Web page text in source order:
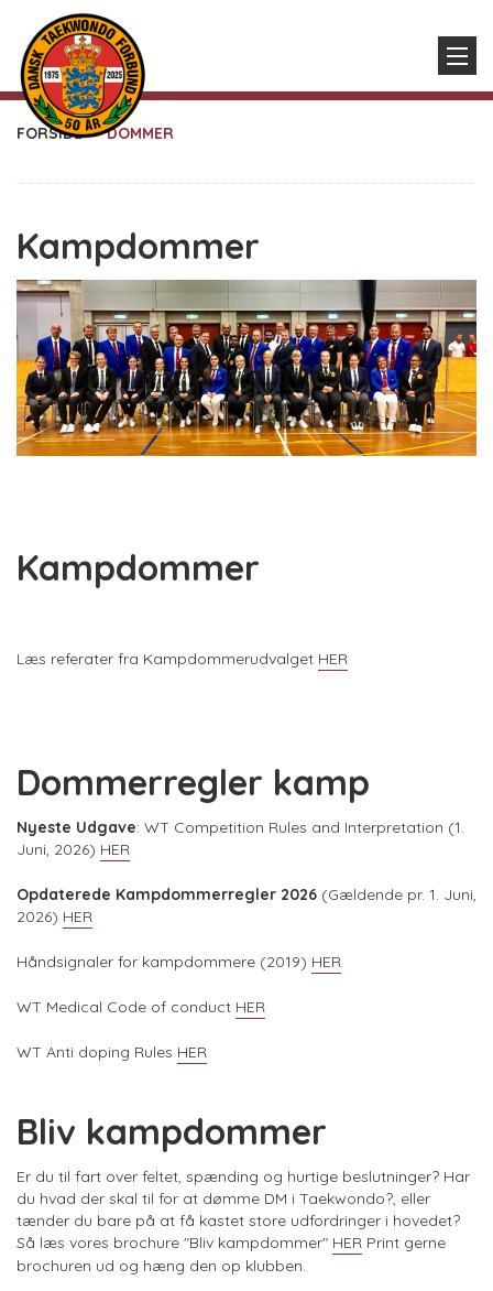
FORSIDE DOMMER
Kampdommer
Kampdommer
Læs referater fra Kampdommerudvalget HER
Dommerregler kamp
Nyeste Udgave: WT Competition Rules and Interpretation (1.
Juni, 2026) HER
Opdaterede Kampdommerregler 2026 (Gældende pr. 1. Juni,
2026) HER
Håndsignaler for kampdommere (2019) HER
WT Medical Code of conduct HER
WT Anti doping Rules HER
Bliv kampdommer
Er du til fart over feltet, spænding og hurtige beslutninger? Har
du hvad der skal til for at dømme DM i Taekwondo?, eller
tænder du bare på at få kastet store udfordringer i hovedet?
Så læs vores brochure "Bliv kampdommer" HER Print gerne
brochuren ud og hæng den op klubben.